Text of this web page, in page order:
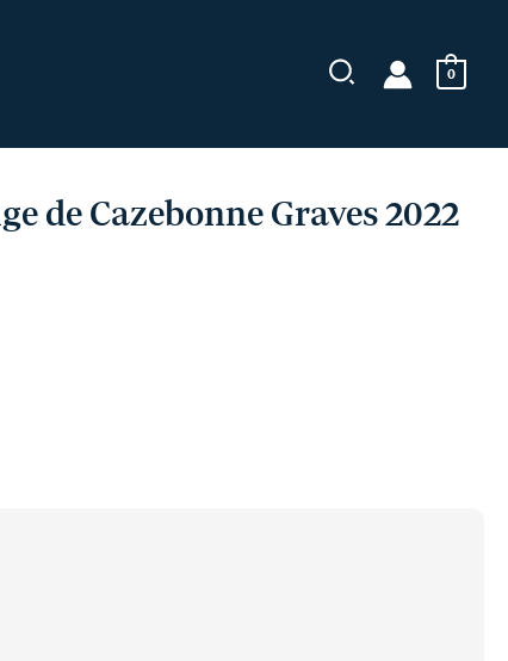
0
de Cazebonne Graves 2022